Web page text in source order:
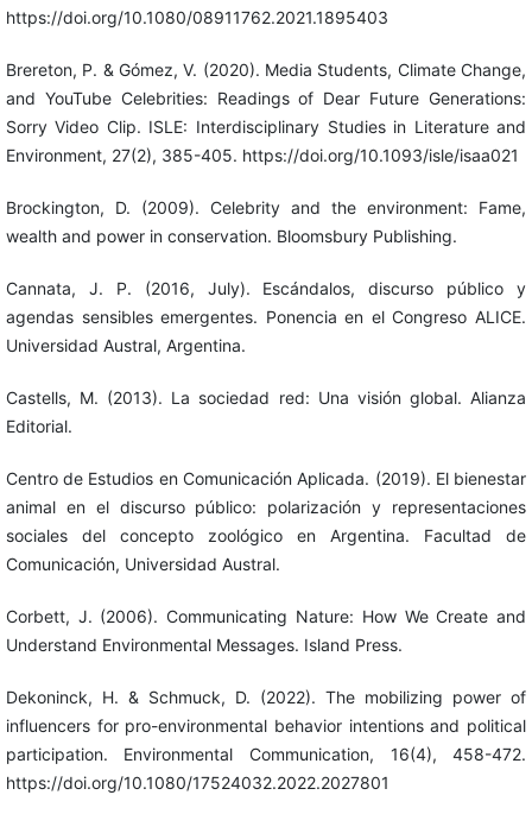
https://doi.org/10.1080/08911762.2021.1895403
Brereton, P. & Gómez, V. (2020). Media Students, Climate Change,
and YouTube Celebrities: Readings of Dear Future Generations:
Sorry Video Clip. ISLE: Interdisciplinary Studies in Literature and
Environment, 27(2), 385-405. https://doi.org/10.1093/isle/isaa021
Brockington, D. (2009). Celebrity and the environment: Fame,
wealth and power in conservation. Bloomsbury Publishing.
Cannata, J. P. (2016, July). Escándalos, discurso público y
agendas sensibles emergentes. Ponencia en el Congreso ALICE.
Universidad Austral, Argentina.
Castells, M. (2013). La sociedad red: Una visión global. Alianza
Editorial.
Centro de Estudios en Comunicación Aplicada. (2019). El bienestar
animal en el discurso público: polarización y representaciones
sociales del concepto zoológico en Argentina. Facultad de
Comunicación, Universidad Austral.
Corbett, J. (2006). Communicating Nature: How We Create and
Understand Environmental Messages. Island Press.
Dekoninck, H. & Schmuck, D. (2022). The mobilizing power of
influencers for pro-environmental behavior intentions and political
participation. Environmental Communication, 16(4), 458-472.
https://doi.org/10.1080/17524032.2022.2027801